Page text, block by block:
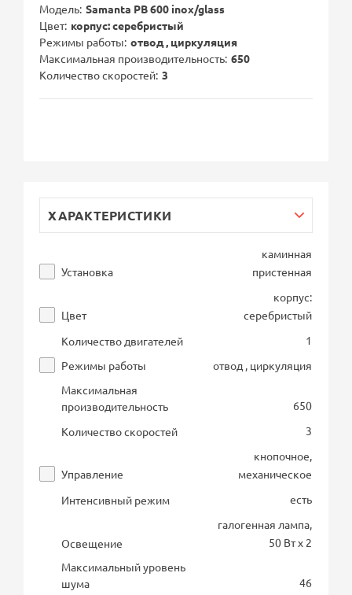
Модель Samanta PB 600 inox/glass
Цвет корпус: серебристый
Режимы работы отвод , циркуляция
Максимальная производительность 650
Количество скоростей 3
ХАРАКТЕРИСТИКИ
Установка
каминная
пристенная
Цвет
корпус:
серебристый
Количество двигателей
1
Режимы работы
отвод , циркуляция
Максимальная
производительность
650
Количество скоростей
3
Управление
кнопочное,
механическое
Интенсивный режим
есть
Освещение
галогенная лампа,
50 Вт х 2
Максимальный уровень
шума
46